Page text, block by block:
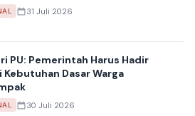
31 Juli 2026
PU: Pemerintah Harus Hadir
Kebutuhan Dasar Warga
30 Juli 2026